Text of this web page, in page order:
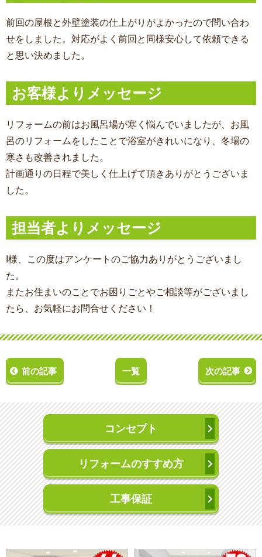
前回の屋根と外壁塗装の仕上がりがよかったので問い合わ
せをしました。対応がよく前回と同様安心して依頼できる
と思い決めました。
お客様よりメッセージ
リフォームの前はお風呂場が寒く悩んでいましたが、お風
呂のリフォームをしたことで浴室がきれいになり、冬場の
寒さも改善されました。
計画通りの日程で美しく仕上げて頂きありがとうございま
した。
担当者よりメッセージ
I様、この度はアンケートのご協力ありがとうございまし
た。
またお住まいのことでお困りごとやご相談等がございまし
たら、お気軽にお問合せください！
前の記事 一覧 次の記事
コンセプト
リフォームのすすめ方
工事保証